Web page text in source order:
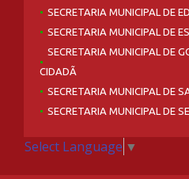
SECRETARIA MUNICIPAL DE
SECRETARIA MUNICIPAL DE
SECRETARIA MUNICIPAL DE
CIDADÃ
SECRETARIA MUNICIPAL DE
SECRETARIA MUNICIPAL DE
Select Language ▼